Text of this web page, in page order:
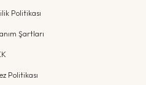
Politikası
Şartları
Politikası